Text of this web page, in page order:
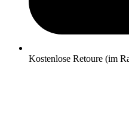
Kostenlose Retoure (im